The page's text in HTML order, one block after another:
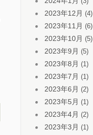
2023年12月 (4)
2023年11月 (6)
2023年10月 (5)
2023年9月 (5)
2023年8月 (1)
2023年7月 (1)
2023年6月 (2)
2023年5月 (1)
2023年4月 (2)
2023年3月 (1)